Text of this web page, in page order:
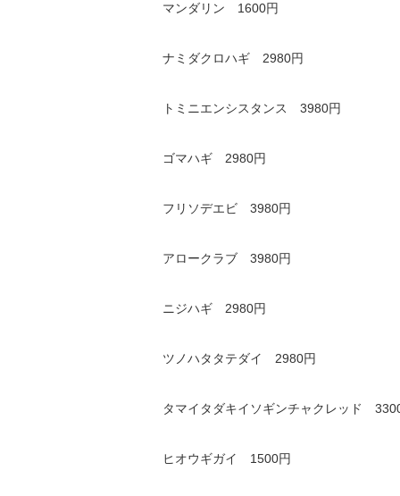
マンダリン 1600円
ナミダクロハギ 2980円
トミニエンシスタンス 3980円
ゴマハギ 2980円
フリソデエビ 3980円
アロークラブ 3980円
ニジハギ 2980円
ツノハタタテダイ 2980円
タマイタダキイソギンチャクレッド
ヒオウギガイ 1500円